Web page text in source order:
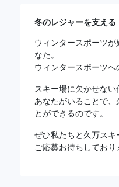
冬のレジャーを支える
ウィンタースポーツ
なた。
ウィンタースポーツ
スキー場に欠かせな
あなたがいることで
とができるのです。
ぜひ私たちと久万スキ
ご応募お待ちしており